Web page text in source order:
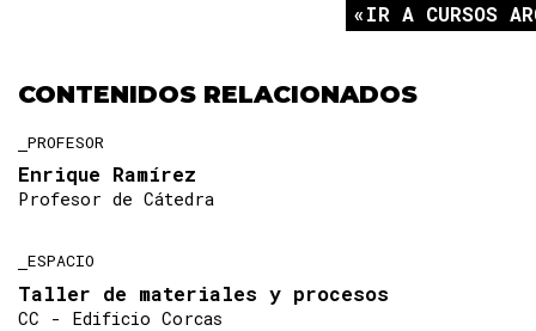
IR A CURSOS
CONTENIDOS RELACIONADOS
PROFESOR
Enrique Ramírez
Profesor de Cátedra
ESPACIO
Taller de materiales y procesos
CC - Edificio Corcas